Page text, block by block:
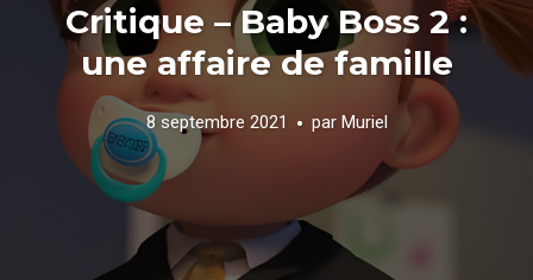
Critique – Baby Boss 2 :
une affaire de famille
8 septembre 2021 par Muriel